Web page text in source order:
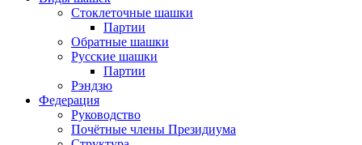
Стоклеточные шашки
Партии
Обратные шашки
Русские шашки
Партии
Рэндзю
Федерация
Руководство
Почётные члены Президиума